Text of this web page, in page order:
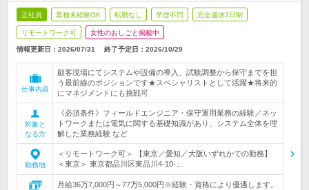
正社員 業種未経験OK 転勤なし 学歴不問 完全週休2日制
リモートワーク可 女性のおしごと掲載中
情報更新日：2026/07/31 終了予定日： 2026/10/29
仕事内容
顧客現場にてシステムや設備の導入、試験調整から保守までを担
う最前線のポジションです★スペシャリストとして活躍★将来的
にマネジメントにも挑戦可
対象と
なる方
《必須条件》フィールドエンジニア・保守運用業務の経験／ネッ
トワークまたは電気に関する基礎知識があり、システム全体を理
解した業務経験 など
勤務地
＜リモートワーク可＞ 【東京／愛知／大阪いずれかでの勤務】
＜東京＞ 東京都品川区東品川4-10-…
月給36万7,000円～77万5,000円※経験・資格により優遇します。